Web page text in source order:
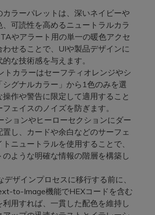
カラーパレットは、深いネイビーや
、可読性を高めるニュートラルカラ
やアラート用の単一の暖色アクセ
わせることで、UIや製品デザインに
な技術感を与えます。
カラーはセーフティオレンジやシ
シグナルカラー」から1色のみを選
作や警告に限定して適用すること
ェイスのノイズを防ぎます。
ョンやヒーローセクションにダー
置し、カードや余白などのサーフェ
ニュートラルを使用することで、
のような明確な情報の階層を構築し
ザインプロセスに移行する前に、
to-Image機能でHEXコードを含む
利用すれば、一貫した配色を維持し